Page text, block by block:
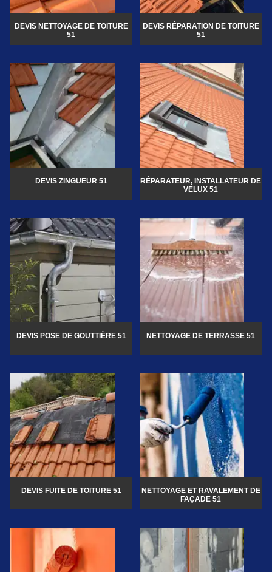
DEVIS NETTOYAGE DE TOITURE
51
DEVIS RÉPARATION DE TOITURE
51
DEVIS ZINGUEUR 51
RÉPARATEUR, INSTALLATEUR DE
VELUX 51
DEVIS POSE DE GOUTTIÈRE 51 NETTOYAGE DE TERRASSE 51
DEVIS FUITE DE TOITURE 51
NETTOYAGE ET RAVALEMENT DE
FAÇADE 51